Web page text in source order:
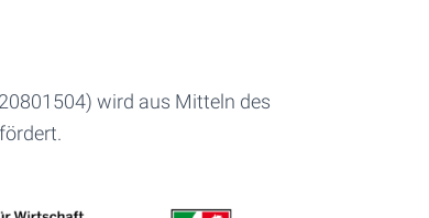
wird aus Mitteln des